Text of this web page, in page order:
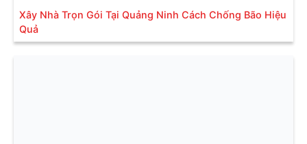
Xây Nhà Trọn Gói Tại Quảng Ninh Cách Chống Bão Hiệu
Quả